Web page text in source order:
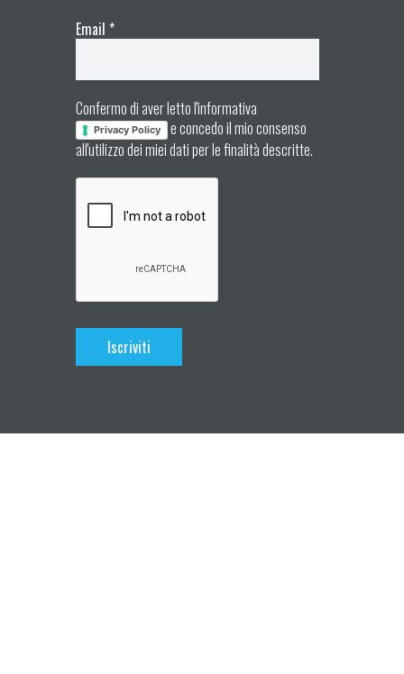
Email *
Confermo di aver letto l'informativa
Privacy Policy
e concedo il mio consenso
all'utilizzo dei miei dati per le finalità descritte.